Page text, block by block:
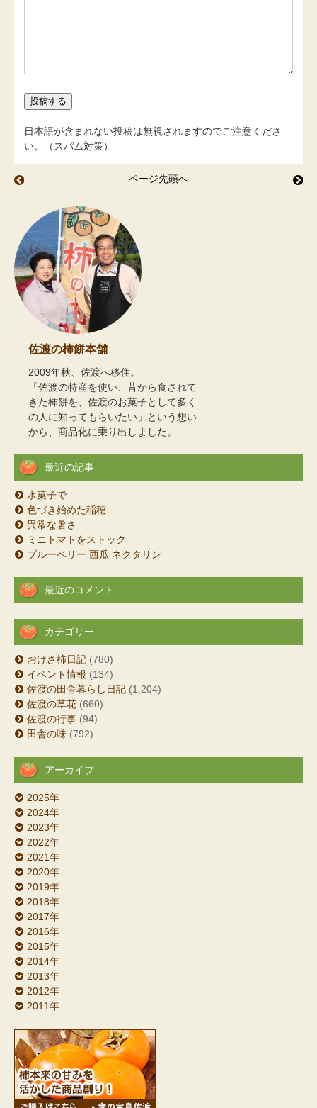
日本語が含まれない投稿は無視されますのでご注意くださ
い。（スパム対策）
ページ先頭へ
佐渡の柿餅本舗
2009年秋、佐渡へ移住。
「佐渡の特産を使い、昔から食されて
きた柿餅を、佐渡のお菓子として多く
の人に知ってもらいたい」という想い
から、商品化に乗り出しました。
最近の記事
水菓子で
色づき始めた稲穂
異常な暑さ
ミニトマトをストック
ブルーベリー 西瓜 ネクタリン
最近のコメント
カテゴリー
おけさ柿日記 (780)
イベント情報 (134)
佐渡の田舎暮らし日記 (1,204)
佐渡の草花 (660)
佐渡の行事 (94)
田舎の味 (792)
アーカイブ
2025年
2024年
2023年
2022年
2021年
2020年
2019年
2018年
2017年
2016年
2015年
2014年
2013年
2012年
2011年